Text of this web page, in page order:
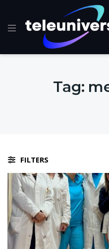
Tag:
FILTERS